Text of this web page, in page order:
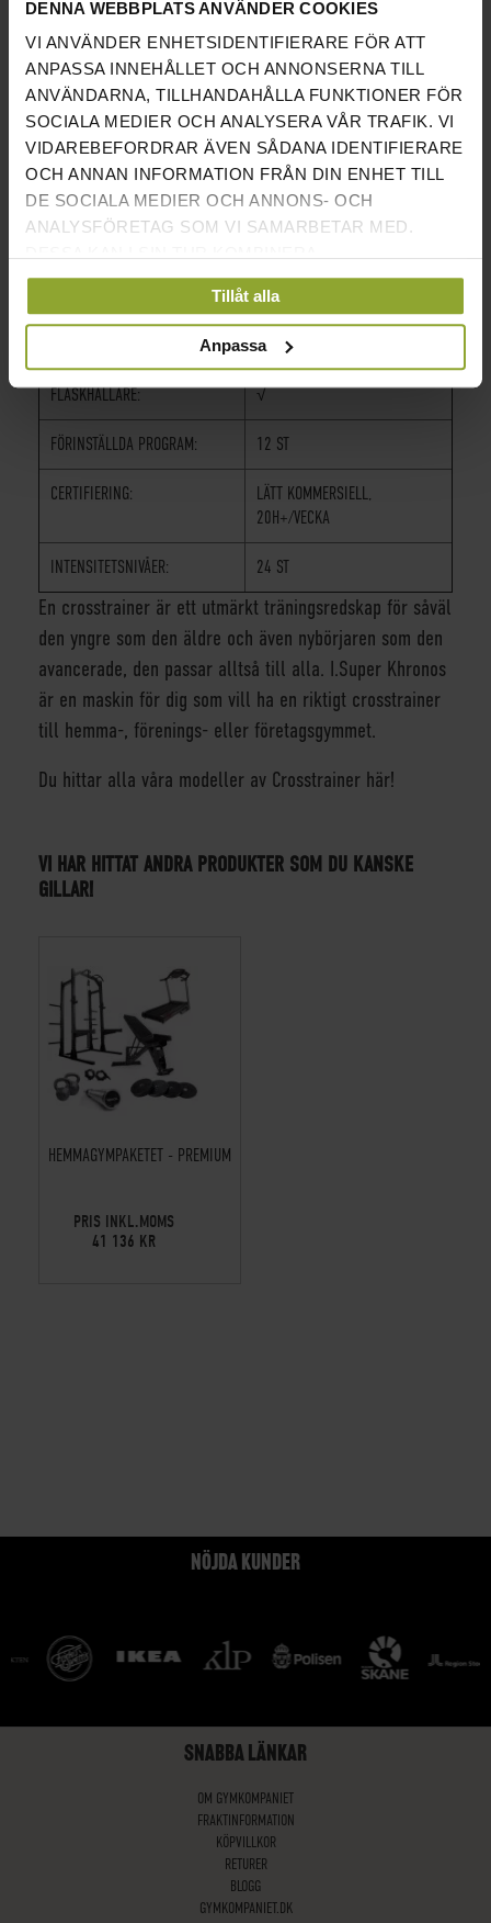
DENNA WEBBPLATS ANVÄNDER COOKIES
VI ANVÄNDER ENHETSIDENTIFIERARE FÖR ATT
ANPASSA INNEHÅLLET OCH ANNONSERNA TILL
ANVÄNDARNA, TILLHANDAHÅLLA FUNKTIONER FÖR
SOCIALA MEDIER OCH ANALYSERA VÅR TRAFIK. VI
VIDAREBEFORDRAR ÄVEN SÅDANA IDENTIFIERARE
OCH ANNAN INFORMATION FRÅN DIN ENHET TILL
DE SOCIALA MEDIER OCH ANNONS- OCH
ANALYSFÖRETAG SOM VI SAMARBETAR MED.
INFORMATIONEN MED ANNAN INFORMATION SOM
DU HAR TILLHANDAHÅLLIT ELLER SOM DE HAR
SAMLAT IN NÄR DU HAR ANVÄNT DERAS
Tillåt alla
Anpassa
BLUETOOTH FÖR PULSBÄLTE: √
MAX ANVÄNDARVIKT: 150 KG
ICONCEPT: √
MOTSTÅNDSSYSTEM: MAGNETISKT
DISPLAY:
BLÅ BAKGRUNDSBELYST LCD-
DISPLAY
FLASKHÅLLARE: √
FÖRINSTÄLLDA PROGRAM: 12 ST
CERTIFIERING:
LÄTT KOMMERSIELL,
20H+/VECKA
INTENSITETSNIVÅER: 24 ST
En crosstrainer är ett utmärkt träningsredskap för såväl
den yngre som den äldre och även nybörjaren som den
avancerade, den passar alltså till alla. I.Super Khronos
är en maskin för dig som vill ha en riktigt crosstrainer
till hemma-, förenings- eller företagsgymmet.
Du hittar alla våra modeller av Crosstrainer här!
VI HAR HITTAT ANDRA PRODUKTER SOM DU KANSKE
GILLAR!
HEMMAGYMPAKETET - PREMIUM
PRIS INKL.MOMS
41 136 KR
NÖJDA KUNDER
SNABBA LÄNKAR
OM GYMKOMPANIET
FRAKTINFORMATION
KÖPVILLKOR
RETURER
BLOGG
GYMKOMPANIET.DK